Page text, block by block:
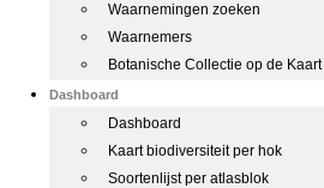
Waarnemingen zoeken
Waarnemers
Botanische Collectie op de Kaart
Dashboard
Dashboard
Kaart biodiversiteit per hok
Soortenlijst per atlasblok